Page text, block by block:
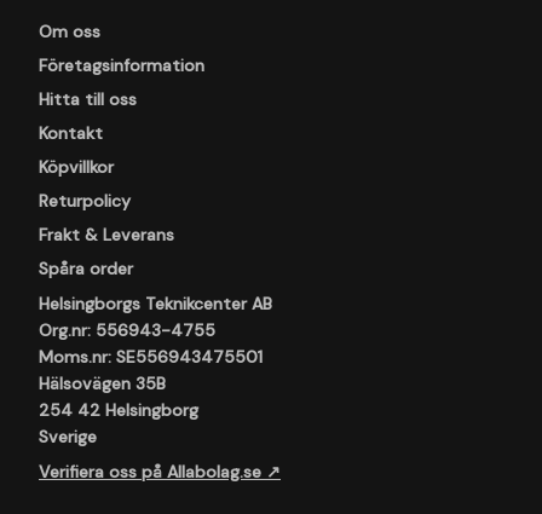
Om oss
Företagsinformation
Hitta till oss
Kontakt
Köpvillkor
Returpolicy
Frakt & Leverans
Spåra order
Helsingborgs Teknikcenter AB
Org.nr: 556943-4755
Moms.nr: SE556943475501
Hälsovägen 35B
254 42 Helsingborg
Sverige
Verifiera oss på Allabolag.se ↗